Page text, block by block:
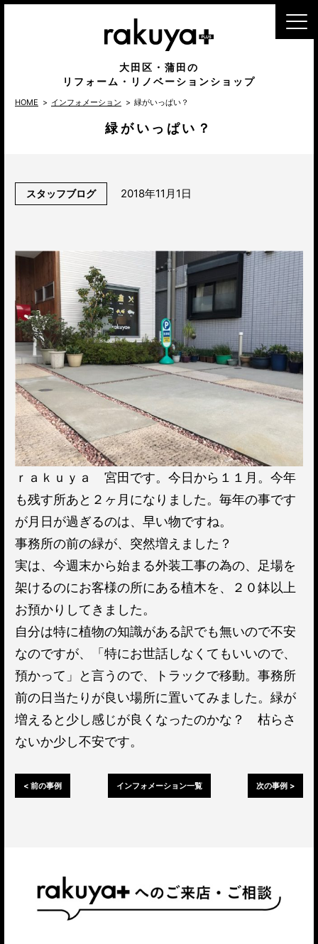
大田区・蒲田の
リフォーム・リノベーションショップ
MENU
HOME インフォメーション 緑がいっぱい？
緑がいっぱい？
スタッフブログ 2018年11月1日
ｒａｋｕｙａ 宮田です。今日から１１月。今年
も残す所あと２ヶ月になりました。毎年の事です
が月日が過ぎるのは、早い物ですね。
事務所の前の緑が、突然増えました？
実は、今週末から始まる外装工事の為の、足場を
架けるのにお客様の所にある植木を、２０鉢以上
お預かりしてきました。
自分は特に植物の知識がある訳でも無いので不安
なのですが、「特にお世話しなくてもいいので、
預かって」と言うので、トラックで移動。事務所
前の日当たりが良い場所に置いてみました。緑が
増えると少し感じが良くなったのかな？ 枯らさ
ないか少し不安です。
< 前の事例 インフォメーション一覧 次の事例 >